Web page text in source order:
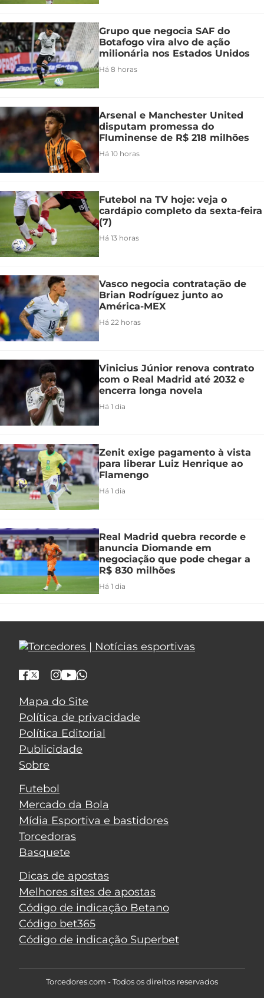
Grupo que negocia SAF do
Botafogo vira alvo de ação
milionária nos Estados Unidos
Há 8 horas
Arsenal e Manchester United
disputam promessa do
Fluminense de R$ 218 milhões
Há 10 horas
Futebol na TV hoje: veja o
cardápio completo da sexta-feira
(7)
Há 13 horas
Vasco negocia contratação de
Brian Rodríguez junto ao
América-MEX
Há 22 horas
Vinicius Júnior renova contrato
com o Real Madrid até 2032 e
encerra longa novela
Há 1 dia
Zenit exige pagamento à vista
para liberar Luiz Henrique ao
Flamengo
Há 1 dia
Real Madrid quebra recorde e
anuncia Diomande em
negociação que pode chegar a
R$ 830 milhões
Há 1 dia
Mapa do Site
Política de privacidade
Política Editorial
Publicidade
Sobre
Futebol
Mercado da Bola
Mídia Esportiva e bastidores
Torcedoras
Basquete
Dicas de apostas
Melhores sites de apostas
Código de indicação Betano
Código bet365
Código de indicação Superbet
Torcedores.com - Todos os direitos reservados